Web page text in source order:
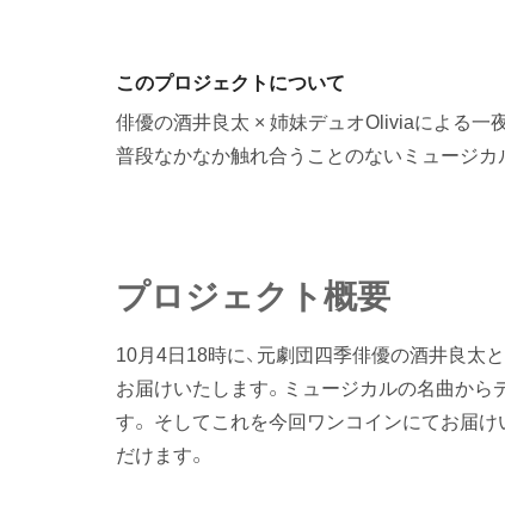
このプロジェクトについて
俳優の酒井良太 × 姉妹デュオOliviaによる一
普段なかなか触れ合うことのないミュージ
プロジェクト概要
10月4日18時に、元劇団四季俳優の酒井良太
お届けいたします。ミュージカルの名曲か
す。 そしてこれを今回ワンコインにてお届
だけます。